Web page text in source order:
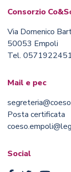
Consorzio
Via Domenico
50053 Empoli
Tel. 0571922451
Mail e pec
Posta certificata
Social